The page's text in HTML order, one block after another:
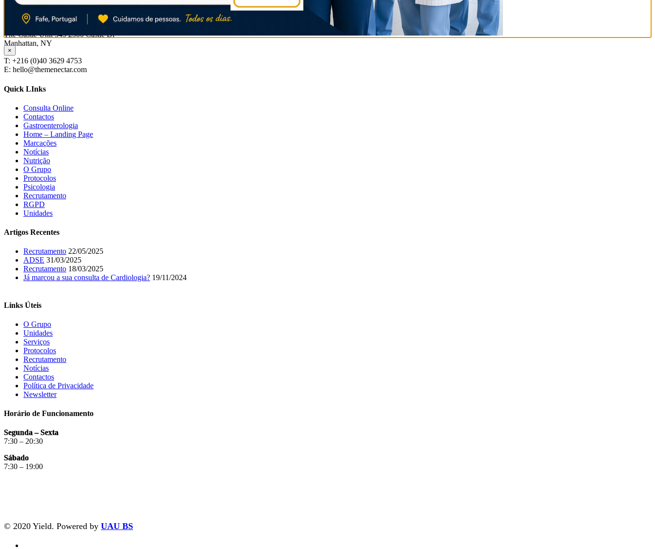
About Salient
The Castle Unit 345 2500 Castle Dr
Manhattan, NY
T: +216 (0)40 3629 4753
E: hello@themenectar.com
Quick LInks
Consulta Online
Contactos
Gastroenterologia
Home – Landing Page
Marcações
Notícias
Nutrição
O Grupo
Protocolos
Psicologia
Recrutamento
RGPD
Unidades
Artigos Recentes
Recrutamento 22/05/2025
ADSE 31/03/2025
Recrutamento 18/03/2025
Já marcou a sua consulta de Cardiologia? 19/11/2024
Links Úteis
O Grupo
Unidades
Serviços
Protocolos
Recrutamento
Notícias
Contactos
Política de Privacidade
Newsletter
Horário de Funcionamento
Segunda – Sexta
7:30 – 20:30
Sábado
7:30 – 19:00
© 2020 Yield. Powered by UAU BS
×